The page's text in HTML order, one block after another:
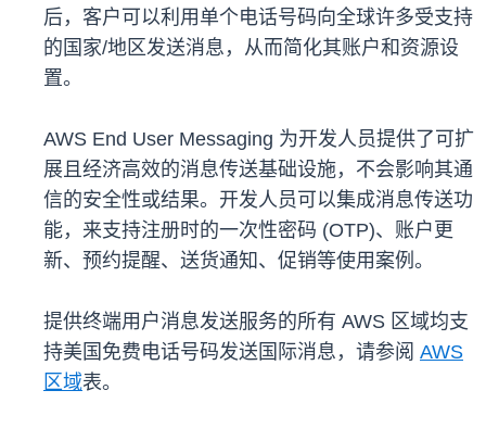
后，客户可以利用单个电话号码向全球许多受支持
的国家/地区发送消息，从而简化其账户和资源设
置。
AWS End User Messaging 为开发人员提供了可扩
展且经济高效的消息传送基础设施，不会影响其通
信的安全性或结果。开发人员可以集成消息传送功
能，来支持注册时的一次性密码 (OTP)、账户更
新、预约提醒、送货通知、促销等使用案例。
提供终端用户消息发送服务的所有 AWS 区域均支
持美国免费电话号码发送国际消息，请参阅 AWS
区域表。